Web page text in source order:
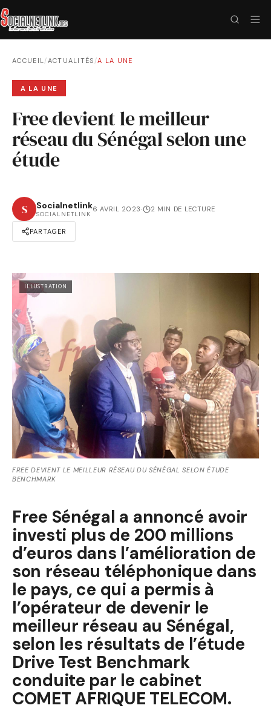
ACCUEIL/ACTUALITÉS /A LA UNE
A LA UNE
Free devient le meilleur
réseau du Sénégal selon une
étude
S Socialnetlink
SOCIALNETLINK
6 AVRIL 2023· 2 MIN DE LECTURE
PARTAGER
ILLUSTRATION
FREE DEVIENT LE MEILLEUR RÉSEAU DU SÉNÉGAL SELON ÉTUDE
BENCHMARK
Free Sénégal a annoncé avoir
investi plus de 200 millions
d’euros dans l’amélioration de
son réseau téléphonique dans
le pays, ce qui a permis à
l’opérateur de devenir le
meilleur réseau au Sénégal,
selon les résultats de l’étude
Drive Test Benchmark
conduite par le cabinet
COMET AFRIQUE TELECOM.